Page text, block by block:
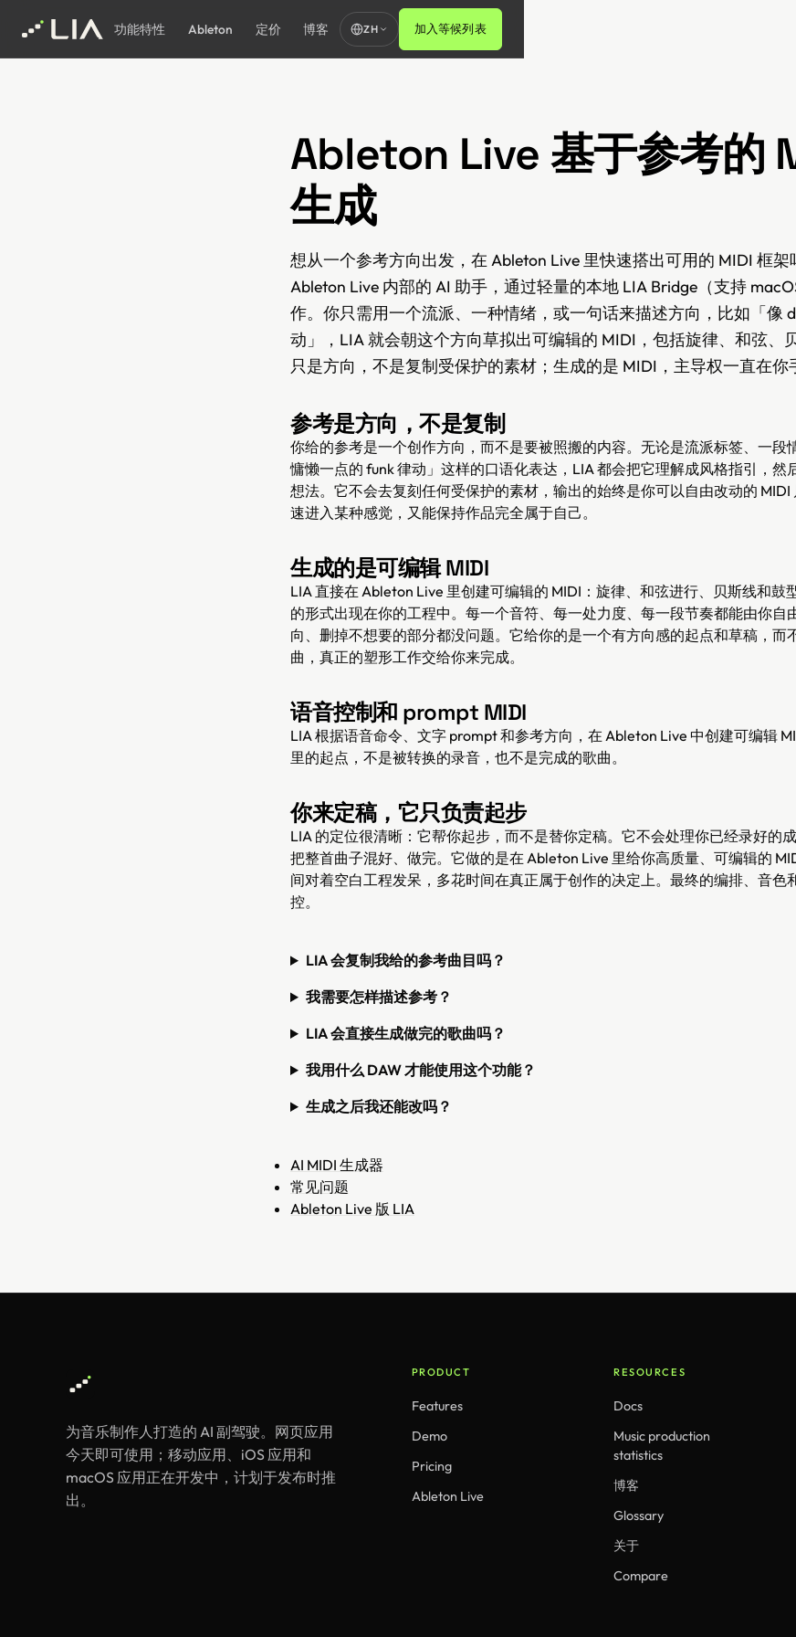
功能特性 Ableton 定价 博客 ZH 加入等候列表
Ableton Live 基于参考的
生成
想从一个参考方向出发，在 Ableton Live 里快速搭出可用的 MIDI 框架
Ableton Live 内部的 AI 助手，通过轻量的本地 LIA Bridge（支持
作。你只需用一个流派、一种情绪，或一句话来描述方向，比如「像
动」，LIA 就会朝这个方向草拟出可编辑的 MIDI，包括旋律、和弦、
只是方向，不是复制受保护的素材；生成的是 MIDI，主导权一直在你
参考是方向，不是复制
你给的参考是一个创作方向，而不是要被照搬的内容。无论是流派标签、一段
慵懒一点的 funk 律动」这样的口语化表达，LIA 都会把它理解成风格指引，然
想法。它不会去复刻任何受保护的素材，输出的始终是你可以自由改动的
速进入某种感觉，又能保持作品完全属于自己。
生成的是可编辑 MIDI
LIA 直接在 Ableton Live 里创建可编辑的 MIDI：旋律、和弦进行、贝斯线和鼓
的形式出现在你的工程中。每一个音符、每一处力度、每一段节奏都能由你自
向、删掉不想要的部分都没问题。它给你的是一个有方向感的起点和草稿，而
曲，真正的塑形工作交给你来完成。
语音控制和 prompt MIDI
LIA 根据语音命令、文字 prompt 和参考方向，在 Ableton Live 中创建可编辑
里的起点，不是被转换的录音，也不是完成的歌曲。
你来定稿，它只负责起步
LIA 的定位很清晰：它帮你起步，而不是替你定稿。它不会处理你已经录好的
把整首曲子混好、做完。它做的是在 Ableton Live 里给你高质量、可编辑的
间对着空白工程发呆，多花时间在真正属于创作的决定上。最终的编排、音色
控。
LIA 会复制我给的参考曲目吗？
我需要怎样描述参考？
LIA 会直接生成做完的歌曲吗？
我用什么 DAW 才能使用这个功能？
生成之后我还能改吗？
AI MIDI 生成器
常见问题
Ableton Live 版 LIA
为音乐制作人打造的 AI 副驾驶。网页应用
今天即可使用；移动应用、iOS 应用和
macOS 应用正在开发中，计划于发布时推
出。
PRODUCT
Features
Demo
Pricing
Ableton Live
RESOURCES
Docs
Music production
statistics
博客
Glossary
关于
Compare